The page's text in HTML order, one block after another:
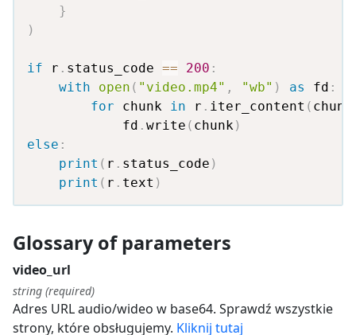
}
)
if r . status_code == 200 :
with
open ( "video.mp4" , "wb" ) as fd :
for chunk in r . iter_content (
            fd
. write ( chunk )
else :
print ( r . status_code )
print ( r . text )
Glossary of parameters
video_url
string (required)
Adres URL audio/wideo w base64. Sprawdź wszystkie
strony, które obsługujemy. Kliknij tutaj